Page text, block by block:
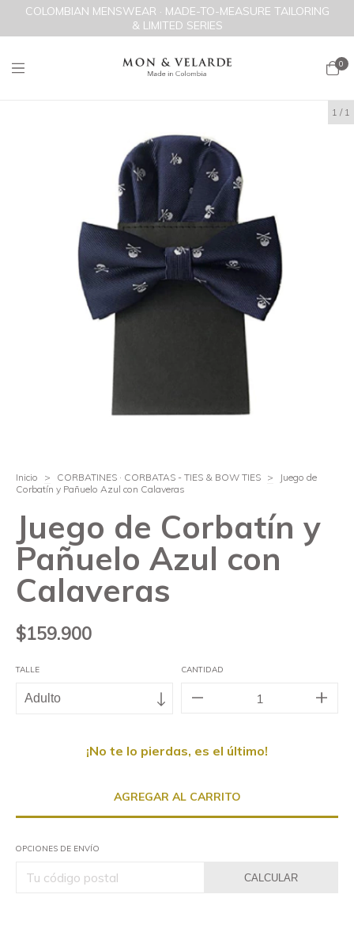
COLOMBIAN MENSWEAR · MADE-TO-MEASURE TAILORING
& LIMITED SERIES
0
1 / 1
Inicio > CORBATINES · CORBATAS - TIES & BOW TIES >
Juego de
Corbatín y Pañuelo Azul con Calaveras
Juego de Corbatín y
Pañuelo Azul con
Calaveras
$159.900
TALLE CANTIDAD
¡No te lo pierdas, es el último!
OPCIONES DE ENVÍO
CALCULAR